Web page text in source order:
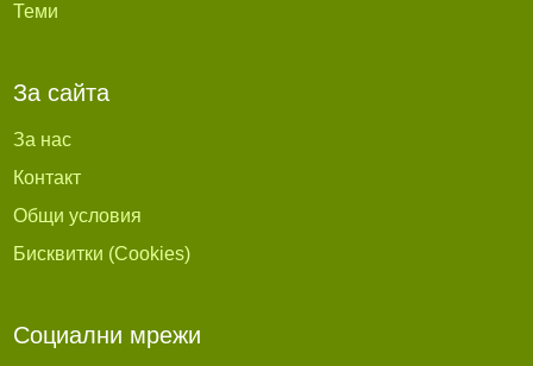
Теми
За сайта
За нас
Контакт
Общи условия
Бисквитки (Cookies)
Социални мрежи